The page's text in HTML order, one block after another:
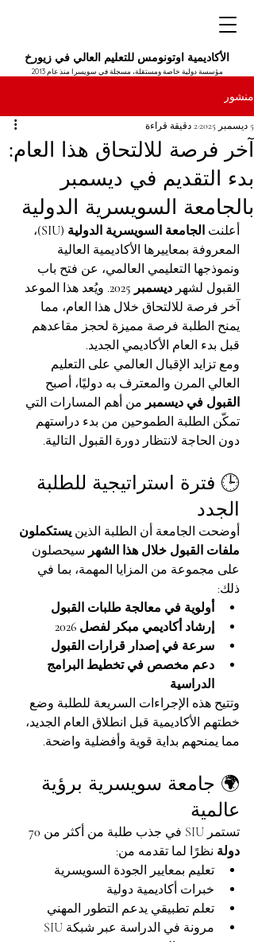
الأكاديمية اوتونومس للتعليم العالي في زيورخ
مؤسسة دولية خاصة ومستقلة، مسجلة في سويسرا منذ عام 2013
منشور
آخر فرصة للالتحاق هذا العام:
بدء التقديم في ديسمبر
بالجامعة السويسرية الدولية
5 ديسمبر 2025 2 دقيقة قراءة
أعلنت الجامعة السويسرية الدولية (SIU)
،
المعروفة بمعاييرها الأكاديمية العالية
ونموذجها التعليمي العالمي، عن فتح باب
القبول لشهر ديسمبر 2025
. ويُعد هذا الموعد
آخر فرصة للالتحاق خلال هذا العام، مما
يمنح الطلبة فرصة مميزة لحجز مقاعدهم
قبل بدء العام الأكاديمي الجديد.
ومع تزايد الإقبال العالمي على التعليم
العالي المرن والمعترف به دوليًا، أصبح
القبول في ديسمبر من أهم المسارات التي
تمكّن الطلبة الطموحين من بدء دراستهم
دون الحاجة لانتظار دورة القبول التالية.
🕒 فترة استراتيجية للطلبة
الجدد
أوضحت الجامعة أن الطلبة الذين يستكملون
ملفات القبول خلال هذا الشهر سيحصلون
على مجموعة من المزايا المهمة، بما في
ذلك:
أولوية في معالجة طلبات القبول
إرشاد أكاديمي مبكر لفصل 2026
سرعة في إصدار قرارات القبول
دعم مخصص في تخطيط البرامج
الدراسية
وتتيح هذه الإجراءات السريعة للطلبة وضع
خطتهم الأكاديمية قبل انطلاق العام الجديد،
مما يمنحهم بداية قوية وأفضلية واضحة.
🌍 جامعة سويسرية برؤية
عالمية
تستمر SIU في جذب طلبة من أكثر من
دولة نظرًا لما تقدمه من:
تعليم بمعايير الجودة السويسرية
خبرات أكاديمية دولية
تعلم تطبيقي يدعم التطور المهني